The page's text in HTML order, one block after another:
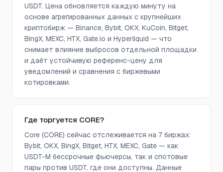
USDT. Цена обновляется каждую минуту на
основе агрегированных данных с крупнейших
криптобирж — Binance, Bybit, OKX, KuCoin, Bitget,
BingX, MEXC, HTX, Gate.io и Hyperliquid — что
снимает влияние выбросов отдельной площадки
и даёт устойчивую референс-цену для
уведомлений и сравнения с биржевыми
котировками.
Где торгуется CORE?
Core (CORE) сейчас отслеживается на 7 биржах:
Bybit, OKX, BingX, Bitget, HTX, MEXC, Gate — как
USDT-M бессрочные фьючерсы, так и спотовые
пары против USDT, где они доступны. Данные